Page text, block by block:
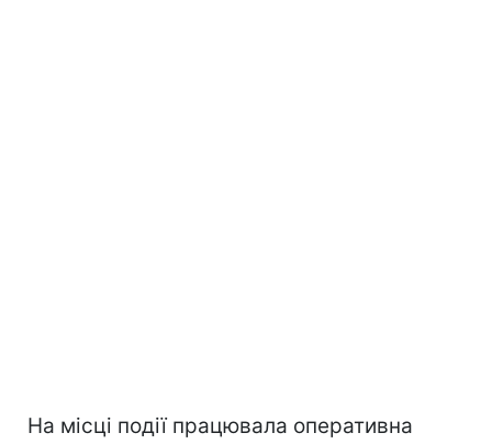
На місці події працювала оперативна